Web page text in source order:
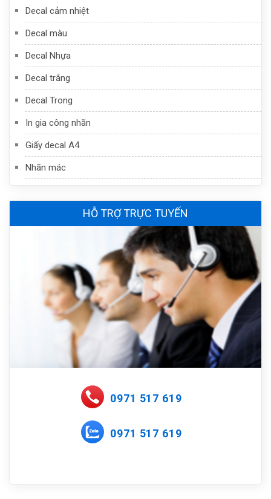
Decal cảm nhiệt
Decal màu
Decal Nhựa
Decal trắng
Decal Trong
In gia công nhãn
Giấy decal A4
Nhãn mác
HỖ TRỢ TRỰC TUYẾN
0971 517 619
0971 517 619